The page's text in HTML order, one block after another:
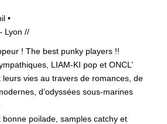
•
Lyon //
! The best punky players !!
LIAM-KI pop et ONCL’
leurs vies au travers de romances, de
d’odyssées sous-marines
bonne poilade, samples catchy et